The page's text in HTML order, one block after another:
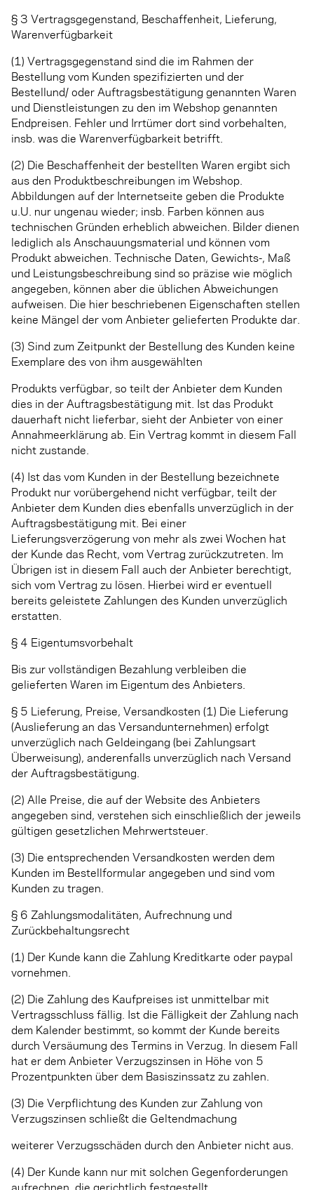
§ 3 Vertragsgegenstand, Beschaffenheit, Lieferung,
Warenverfügbarkeit
(1) Vertragsgegenstand sind die im Rahmen der
Bestellung vom Kunden spezifizierten und der
Bestellund/ oder Auftragsbestätigung genannten Waren
und Dienstleistungen zu den im Webshop genannten
Endpreisen. Fehler und Irrtümer dort sind vorbehalten,
insb. was die Warenverfügbarkeit betrifft.
(2) Die Beschaffenheit der bestellten Waren ergibt sich
aus den Produktbeschreibungen im Webshop.
Abbildungen auf der Internetseite geben die Produkte
u.U. nur ungenau wieder; insb. Farben können aus
technischen Gründen erheblich abweichen. Bilder dienen
lediglich als Anschauungsmaterial und können vom
Produkt abweichen. Technische Daten, Gewichts-, Maß
und Leistungsbeschreibung sind so präzise wie möglich
angegeben, können aber die üblichen Abweichungen
aufweisen. Die hier beschriebenen Eigenschaften stellen
keine Mängel der vom Anbieter gelieferten Produkte dar.
(3) Sind zum Zeitpunkt der Bestellung des Kunden keine
Exemplare des von ihm ausgewählten
Produkts verfügbar, so teilt der Anbieter dem Kunden
dies in der Auftragsbestätigung mit. Ist das Produkt
dauerhaft nicht lieferbar, sieht der Anbieter von einer
Annahmeerklärung ab. Ein Vertrag kommt in diesem Fall
nicht zustande.
(4) Ist das vom Kunden in der Bestellung bezeichnete
Produkt nur vorübergehend nicht verfügbar, teilt der
Anbieter dem Kunden dies ebenfalls unverzüglich in der
Auftragsbestätigung mit. Bei einer
Lieferungsverzögerung von mehr als zwei Wochen hat
der Kunde das Recht, vom Vertrag zurückzutreten. Im
Übrigen ist in diesem Fall auch der Anbieter berechtigt,
sich vom Vertrag zu lösen. Hierbei wird er eventuell
bereits geleistete Zahlungen des Kunden unverzüglich
erstatten.
§ 4 Eigentumsvorbehalt
Bis zur vollständigen Bezahlung verbleiben die
gelieferten Waren im Eigentum des Anbieters.
§ 5 Lieferung, Preise, Versandkosten (1) Die Lieferung
(Auslieferung an das Versandunternehmen) erfolgt
unverzüglich nach Geldeingang (bei Zahlungsart
Überweisung), anderenfalls unverzüglich nach Versand
der Auftragsbestätigung.
(2) Alle Preise, die auf der Website des Anbieters
angegeben sind, verstehen sich einschließlich der jeweils
gültigen gesetzlichen Mehrwertsteuer.
(3) Die entsprechenden Versandkosten werden dem
Kunden im Bestellformular angegeben und sind vom
Kunden zu tragen.
§ 6 Zahlungsmodalitäten, Aufrechnung und
Zurückbehaltungsrecht
(1) Der Kunde kann die Zahlung Kreditkarte oder paypal
vornehmen.
(2) Die Zahlung des Kaufpreises ist unmittelbar mit
Vertragsschluss fällig. Ist die Fälligkeit der Zahlung nach
dem Kalender bestimmt, so kommt der Kunde bereits
durch Versäumung des Termins in Verzug. In diesem Fall
hat er dem Anbieter Verzugszinsen in Höhe von 5
Prozentpunkten über dem Basiszinssatz zu zahlen.
(3) Die Verpflichtung des Kunden zur Zahlung von
Verzugszinsen schließt die Geltendmachung
weiterer Verzugsschäden durch den Anbieter nicht aus.
(4) Der Kunde kann nur mit solchen Gegenforderungen
aufrechnen, die gerichtlich festgestellt,